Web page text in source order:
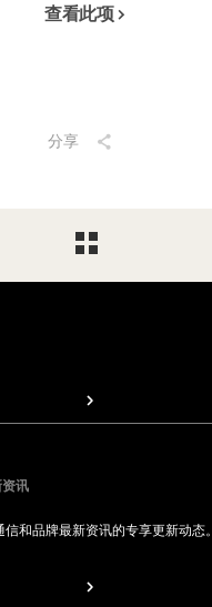
查看此项
分享
讯
和品牌最新资讯的专享更新动态。